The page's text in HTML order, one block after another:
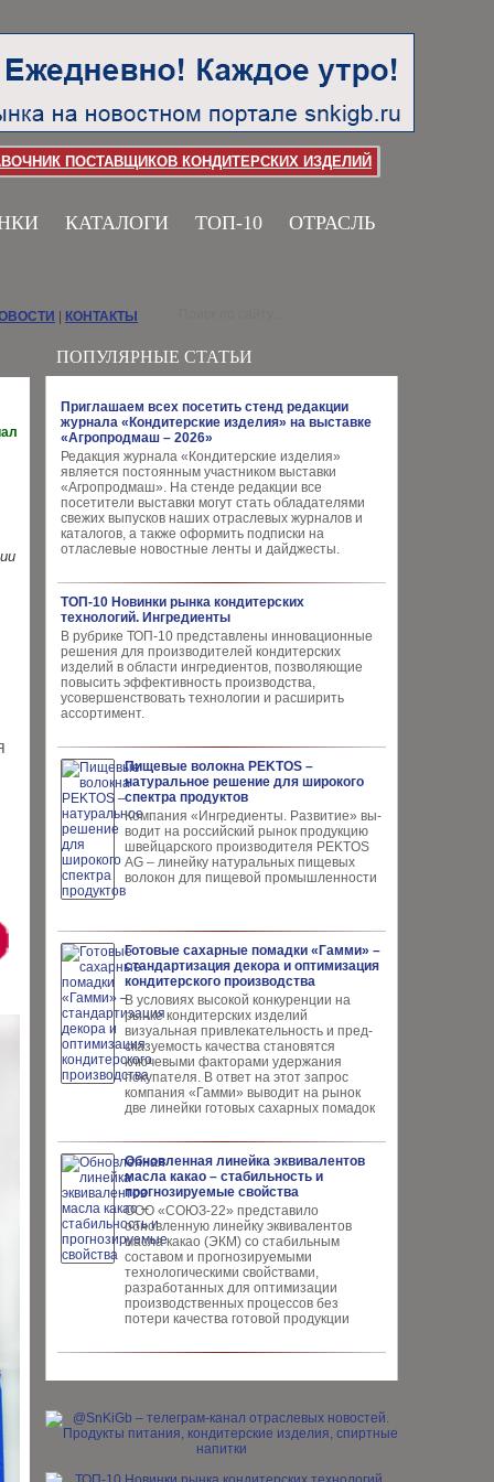
ПОСТАВЩИКОВ КОНДИТЕРСКИХ ИЗДЕЛИЙ
КАТАЛОГИ ТОП-10 ОТРАСЛЬ
ПОПУЛЯРНЫЕ СТАТЬИ
Приглашаем всех посетить стенд редакции
журнала «Кондитерские изделия» на выставке
«Агропродмаш – 2026»
Редакция журнала «Кондитерские изделия»
является постоянным участником выставки
«Агропродмаш». На стенде редакции все
посетители выставки могут стать обладателями
свежих выпусков наших отраслевых журналов и
каталогов, а также оформить подписки на
отласлевые новостные ленты и дайджесты.
ТОП-10 Новинки рынка кондитерских
технологий. Ингредиенты
В рубрике ТОП-10 представлены инновационные
решения для производителей кондитерских
изделий в области ингредиентов, позволяющие
повысить эффективность производства,
усовершенствовать технологии и расширить
ассортимент.
Пищевые волокна PEKTOS –
натуральное решение для широкого
спектра продуктов
Компания «Ингредиенты. Развитие» вы­
водит на российский рынок продукцию
швей­царского производителя PEKTOS
AG – ли­нейку натуральных пищевых
волокон для пи­щевой промышленности
Готовые сахарные помадки «Гамми» –
стандартизация декора и оптимизация
кондитерского производства
В условиях высокой кон­куренции на
рынке конди­терских изделий
визуальная привлекательность и пред­
сказуемость качества ста­новятся
ключевыми факто­рами удержания
покупателя. В ответ на этот запрос
компания «Гамми» выводит на рынок
две линейки готовых сахарных помадок
Обновленная линейка эквивалентов
масла какао – стабильность и
прогнозируемые свойства
ООО «СОЮЗ-22» представило
обновлен­ную линейку эквивалентов
масла ка­као (ЭКМ) со стабильным
составом и прогнозируемыми
технологическими свойствами,
разработанных для опти­мизации
производственных процес­сов без
потери качества готовой про­дукции
КОНТАКТЫ